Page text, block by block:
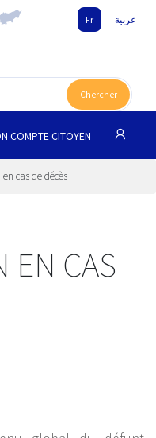
Fr عربية
Chercher
COMPTE CITOYEN
cas de décès
EN CAS